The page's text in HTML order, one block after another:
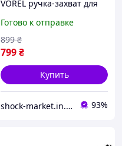
VOREL ручка-захват для
захват для переноски
блоков
Готово к отправке
799₴
899 ₴
Купить
shock-market.in.ua 93%